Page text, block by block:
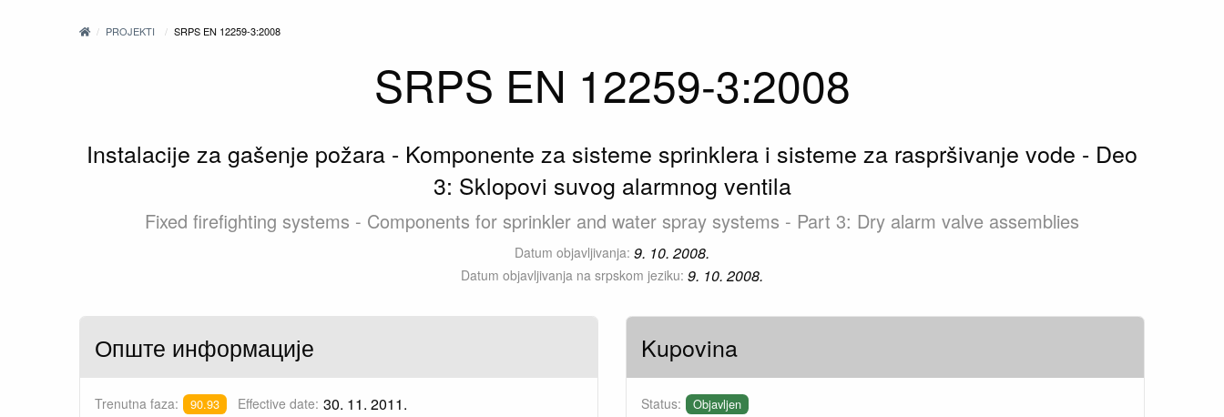
PROJEKTI SRPS EN 12259-3:2008
SRPS EN 12259-3:2008
Instalacije za gašenje požara - Komponente za sisteme sprinklera i sisteme za raspršivanje vode - Deo
3: Sklopovi suvog alarmnog ventila
Fixed firefighting systems - Components for sprinkler and water spray systems - Part 3: Dry alarm valve assemblies
Datum objavljivanja: 9. 10. 2008.
Datum objavljivanja na srpskom jeziku: 9. 10. 2008.
Опште информације
Trenutna faza: 90.93 Effective date: 30. 11. 2011.
Kupovina
Status: Objavljen